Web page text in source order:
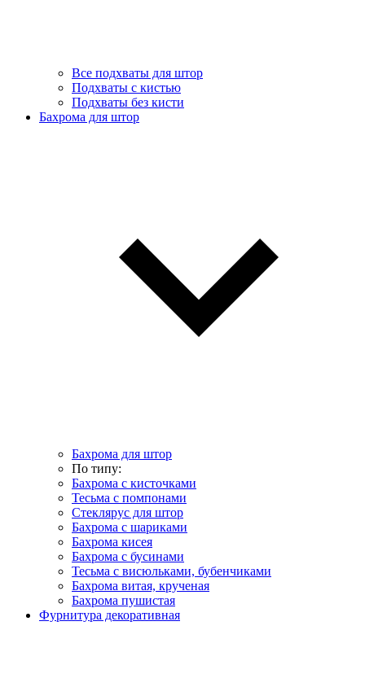
Все подхваты для штор
Подхваты с кистью
Подхваты без кисти
Бахрома для штор
Бахрома для штор
По типу:
Бахрома с кисточками
Тесьма с помпонами
Стеклярус для штор
Бахрома с шариками
Бахрома кисея
Бахрома с бусинами
Тесьма с висюльками, бубенчиками
Бахрома витая, крученая
Бахрома пушистая
Фурнитура декоративная